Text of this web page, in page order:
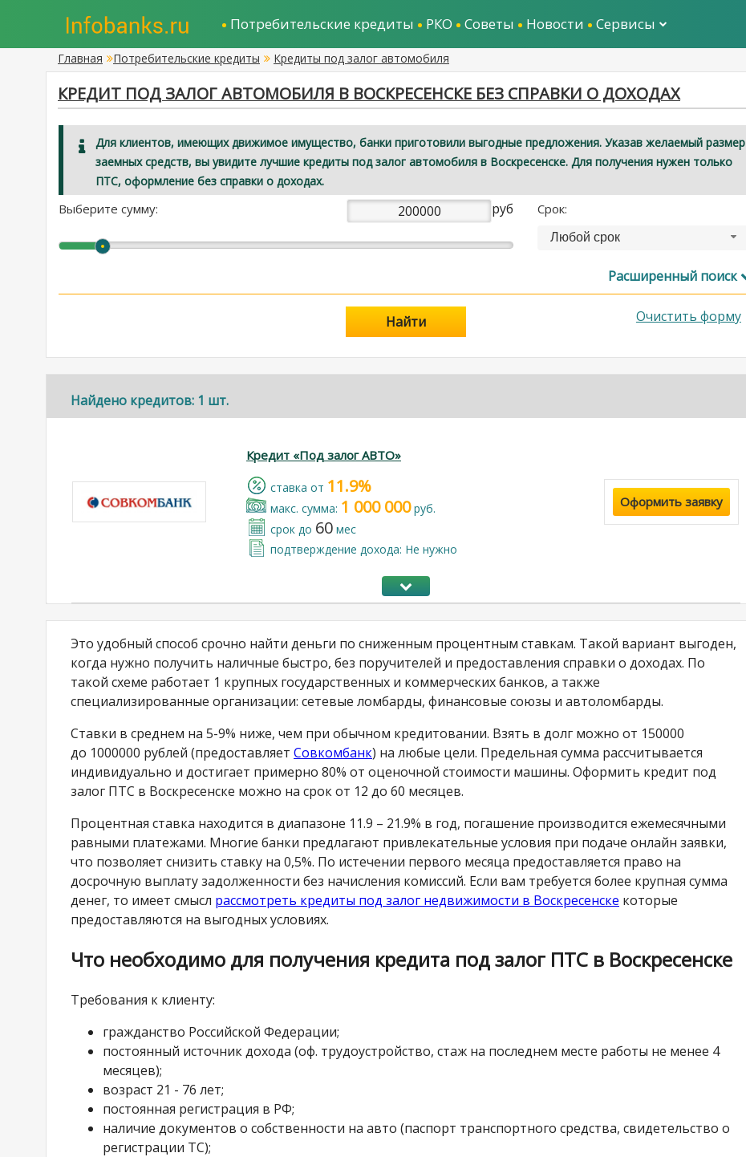
Потребительские кредиты РКО Советы Новости Сервисы
Главная Потребительские кредиты Кредиты под залог автомобиля
КРЕДИТ ПОД ЗАЛОГ АВТОМОБИЛЯ В ВОСКРЕСЕНСКЕ БЕЗ СПРАВКИ О ДОХОДАХ
Для клиентов, имеющих движимое имущество, банки приготовили выгодные предложения. Указав желаемый размер
заемных средств, вы увидите лучшие кредиты под залог автомобиля в Воскресенске. Для получения нужен только
ПТС, оформление без справки о доходах.
Выберите сумму: руб Срок:
Любой срок
Расширенный поиск
Очистить форму
Найти
Найдено кредитов: 1 шт.
Кредит «Под залог АВТО»
cтавка от 11.9%
макс. сумма: 1 000 000руб.
срок до 60 мес
подтверждение дохода: Не нужно
Оформить заявку
Это удобный способ срочно найти деньги по сниженным процентным ставкам. Такой вариант выгоден,
когда нужно получить наличные быстро, без поручителей и предоставления справки о доходах. По
такой схеме работает 1 крупных государственных и коммерческих банков, а также
специализированные организации: сетевые ломбарды, финансовые союзы и автоломбарды.
Ставки в среднем на 5-9% ниже, чем при обычном кредитовании. Взять в долг можно от 150000
до 1000000 рублей (предоставляет Совкомбанк) на любые цели. Предельная сумма рассчитывается
индивидуально и достигает примерно 80% от оценочной стоимости машины. Оформить кредит под
залог ПТС в Воскресенске можно на срок от 12 до 60 месяцев.
Процентная ставка находится в диапазоне 11.9 – 21.9% в год, погашение производится ежемесячными
равными платежами. Многие банки предлагают привлекательные условия при подаче онлайн заявки,
что позволяет снизить ставку на 0,5%. По истечении первого месяца предоставляется право на
досрочную выплату задолженности без начисления комиссий. Если вам требуется более крупная сумма
денег, то имеет смысл рассмотреть кредиты под залог недвижимости в Воскресенске которые
предоставляются на выгодных условиях.
Что необходимо для получения кредита под залог ПТС в Воскресенске
Требования к клиенту:
гражданство Российской Федерации;
постоянный источник дохода (оф. трудоустройство, стаж на последнем месте работы не менее 4
месяцев);
возраст 21 - 76 лет;
постоянная регистрация в РФ;
наличие документов о собственности на авто (паспорт транспортного средства, свидетельство о
регистрации ТС);